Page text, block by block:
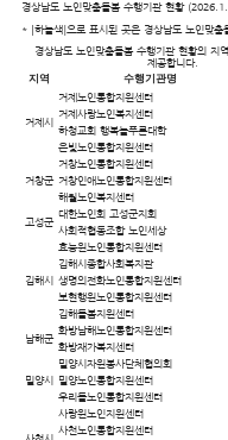
경상남도 노인맞춤돌봄 수행기관 현황
* [하늘색]으로 표시된 곳은 경상남도 노인맞춤
경상남도 노인맞춤돌봄 수행기관 현황의 지
제공합니다.
지역
수행기관명
거제시
거제노인통합지원센터
거제사랑노인복지센터
하청교회 행복늘푸른대학
은빛노인통합지원센터
거창군
거창노인통합지원센터
거창인애노인통합지원센터
해월노인복지센터
고성군
대한노인회 고성군지회
사회적협동조합 노인세상
김해시
효능원노인통합지원센터
김해시종합사회복지관
생명의전화노인통합지원센터
보현행원노인통합지원센터
김해돌봄지원센터
남해군
화방남해노인통합지원센터
화방재가복지센터
밀양시
밀양시자원봉사단체협의회
밀양노인통합지원센터
우리들노인통합지원센터
사랑원노인지원센터
사천노인통합지원센터